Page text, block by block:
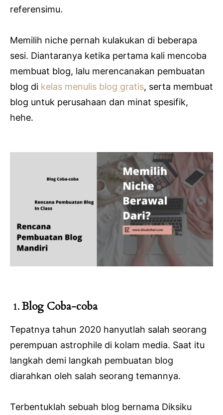
referensimu.
Memilih niche pernah kulakukan di beberapa
sesi. Diantaranya ketika pertama kali mencoba
membuat blog, lalu merencanakan pembuatan
blog di kelas menulis blog gratis, serta membuat
blog untuk perusahaan dan minat spesifik,
hehe.
1. Blog Coba-coba
Tepatnya tahun 2020 hanyutlah salah seorang
perempuan astrophile di kolam media. Saat itu
langkah demi langkah pembuatan blog
diarahkan oleh salah seorang temannya.
Terbentuklah sebuah blog bernama Diksiku